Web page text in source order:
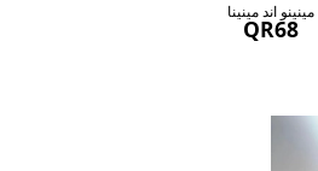
مينينو اند مينينا
QR68